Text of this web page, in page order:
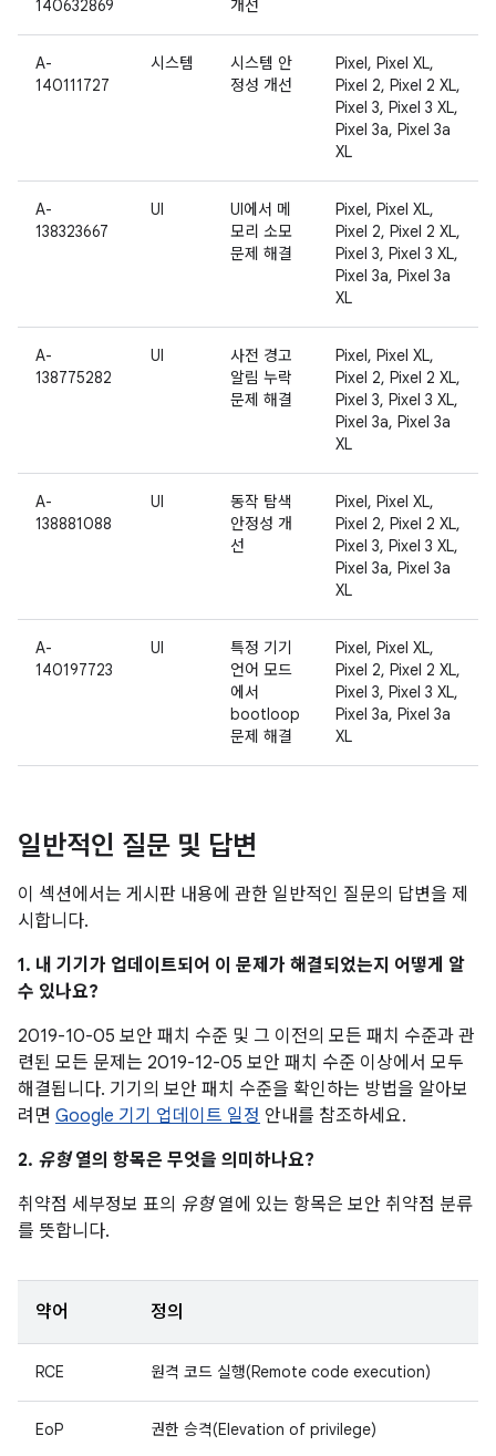
140632869 개선
A-
140111727
시스템
시스템 안
정성 개선
Pixel, Pixel XL,
Pixel 2, Pixel 2 XL,
Pixel 3, Pixel 3 XL,
Pixel 3a, Pixel 3a
XL
A-
138323667
UI
UI에서 메
모리 소모
문제 해결
Pixel, Pixel XL,
Pixel 2, Pixel 2 XL,
Pixel 3, Pixel 3 XL,
Pixel 3a, Pixel 3a
XL
A-
138775282
UI
사전 경고
알림 누락
문제 해결
Pixel, Pixel XL,
Pixel 2, Pixel 2 XL,
Pixel 3, Pixel 3 XL,
Pixel 3a, Pixel 3a
XL
A-
138881088
UI
동작 탐색
안정성 개
선
Pixel, Pixel XL,
Pixel 2, Pixel 2 XL,
Pixel 3, Pixel 3 XL,
Pixel 3a, Pixel 3a
XL
A-
140197723
UI
특정 기기
언어 모드
에서
bootloop
문제 해결
Pixel, Pixel XL,
Pixel 2, Pixel 2 XL,
Pixel 3, Pixel 3 XL,
Pixel 3a, Pixel 3a
XL
일반적인 질문 및 답변
이 섹션에서는 게시판 내용에 관한 일반적인 질문의 답변을 제
시합니다.
1. 내 기기가 업데이트되어 이 문제가 해결되었는지 어떻게 알
수 있나요?
2019-10-05 보안 패치 수준 및 그 이전의 모든 패치 수준과 관
련된 모든 문제는 2019-12-05 보안 패치 수준 이상에서 모두
해결됩니다. 기기의 보안 패치 수준을 확인하는 방법을 알아보
려면 Google 기기 업데이트 일정 안내를 참조하세요.
2. 유형열의 항목은 무엇을 의미하나요?
취약점 세부정보 표의 유형열에 있는 항목은 보안 취약점 분류
를 뜻합니다.
약어 정의
RCE 원격 코드 실행(Remote code execution)
EoP 권한 승격(Elevation of privilege)